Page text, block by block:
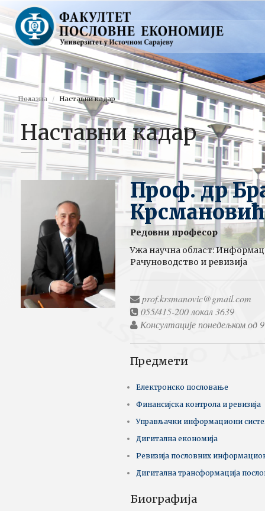
Полазна Наставни кадар
Наставни кадар
Проф. др
Крсмановић
Редовни професор
Ужа научна област:
Рачуноводство и ревизија
prof.krsmanovic@gmail.com
055/415-200 локал 3639
Консултације понедељком од
Предмети
Електронско пословање
Финансијска контрола и ревизија
Управљачки информациони
Дигитална економија
Ревизија пословних
Дигитална трансформација
Биографија